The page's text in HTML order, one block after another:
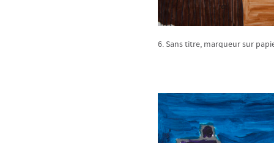
6. Sans titre, marqueur sur